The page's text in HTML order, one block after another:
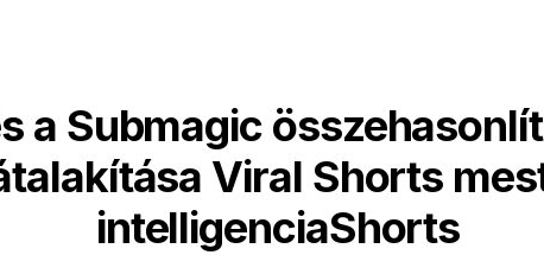
a Submagic
Viral Shorts
intelligenciaShorts